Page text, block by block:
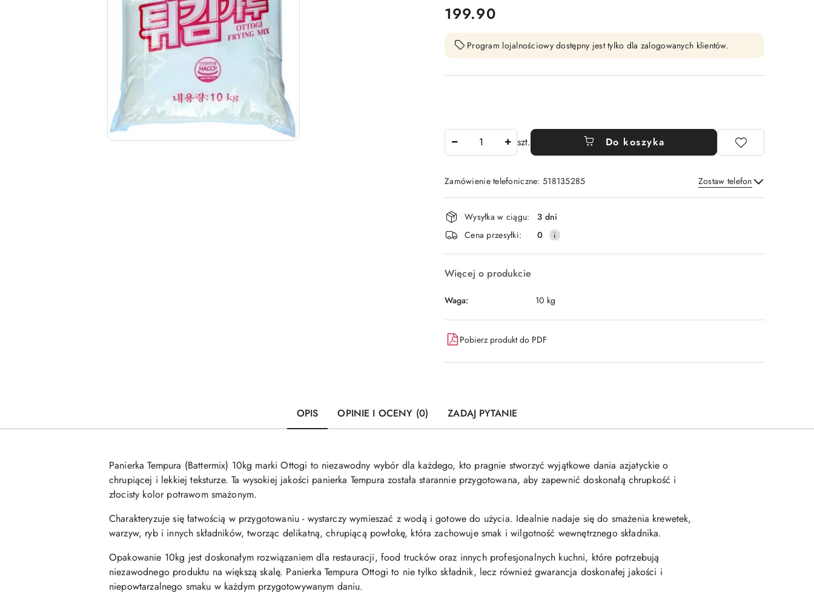
cena:
199.90
Program lojalnościowy dostępny jest tylko dla zalogowanych klientów.
szt. Do koszyka
Zamówienie telefoniczne: 518135285 Zostaw telefon
Wyślij
Dostępność
i
dostawa
Wysyłka w ciągu:
3 dni
Cena przesyłki:
0
Więcej o produkcie
Waga: 10 kg
Pobierz produkt do PDF
OPIS OPINIE I OCENY (0) ZADAJ PYTANIE
Panierka Tempura (Battermix) 10kg marki Ottogi to niezawodny wybór dla każdego, kto pragnie stworzyć wyjątkowe dania azjatyckie o
chrupiącej i lekkiej teksturze. Ta wysokiej jakości panierka Tempura została starannie przygotowana, aby zapewnić doskonałą chrupkość i
złocisty kolor potrawom smażonym.
Charakteryzuje się łatwością w przygotowaniu - wystarczy wymieszać z wodą i gotowe do użycia. Idealnie nadaje się do smażenia krewetek,
warzyw, ryb i innych składników, tworząc delikatną, chrupiącą powłokę, która zachowuje smak i wilgotność wewnętrznego składnika.
Opakowanie 10kg jest doskonałym rozwiązaniem dla restauracji, food trucków oraz innych profesjonalnych kuchni, które potrzebują
niezawodnego produktu na większą skalę. Panierka Tempura Ottogi to nie tylko składnik, lecz również gwarancja doskonałej jakości i
niepowtarzalnego smaku w każdym przygotowywanym daniu.